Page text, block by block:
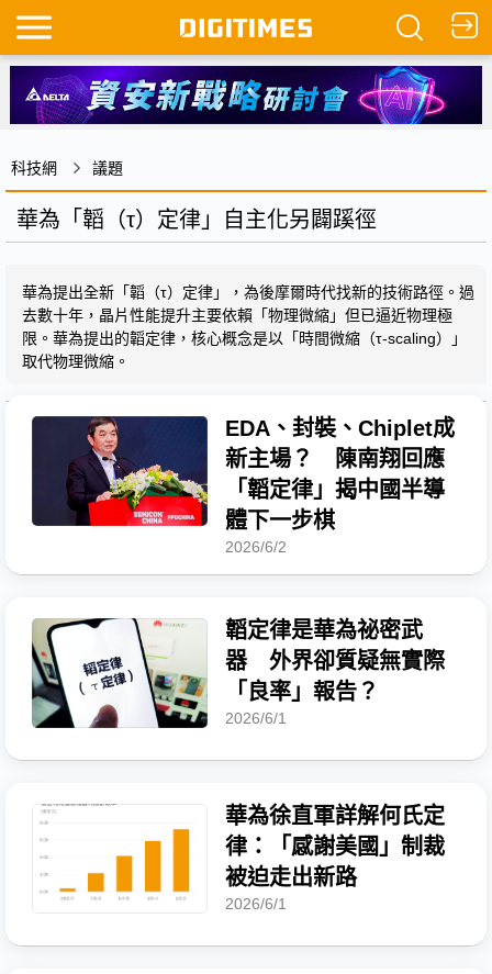
科技網 議題
華為「韜（τ）定律」自主化另闢蹊徑
華為提出全新「韜（τ）定律」，為後摩爾時代找新的技術路徑。過
去數十年，晶片性能提升主要依賴「物理微縮」但已逼近物理極
限。華為提出的韜定律，核心概念是以「時間微縮（τ-scaling）」
取代物理微縮。
EDA、封裝、Chiplet成
新主場？ 陳南翔回應
「韜定律」揭中國半導
體下一步棋
2026/6/2
韜定律是華為祕密武
器 外界卻質疑無實際
「良率」報告？
2026/6/1
華為徐直軍詳解何氏定
律：「感謝美國」制裁
被迫走出新路
2026/6/1